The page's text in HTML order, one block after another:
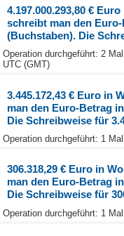
4.197.000.293,80 €
schreibt man den
(Buchstaben). Die
Operation durchgeführt: 2
UTC (GMT)
3.445.172,43 € Euro in
man den Euro-Betrag
Die Schreibweise für
Operation durchgeführt: 1
306.318,29 € Euro in
man den Euro-Betrag
Die Schreibweise für
Operation durchgeführt: 1